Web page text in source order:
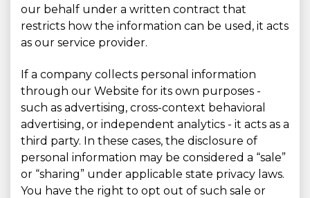
our behalf under a written contract that
restricts how the information can be used, it acts
as our service provider.
If a company collects personal information
through our Website for its own purposes -
such as advertising, cross-context behavioral
advertising, or independent analytics - it acts as a
third party. In these cases, the disclosure of
personal information may be considered a “sale”
or “sharing” under applicable state privacy laws.
You have the right to opt out of such sale or